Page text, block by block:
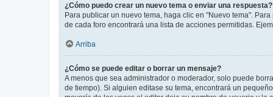
¿Cómo puedo crear un nuevo tema o enviar una respuesta?
Para publicar un nuevo tema, haga clic en "Nuevo tema".
de cada foro encontrará una lista de acciones permitidas.
Arriba
¿Cómo se puede editar o borrar un mensaje?
A menos que sea administrador o moderador, solo puede
de tiempo). Si alguien editase su tema, encontrará un